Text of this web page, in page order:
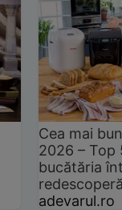
Cea mai
2026 –
bucătăria
adevarul.ro